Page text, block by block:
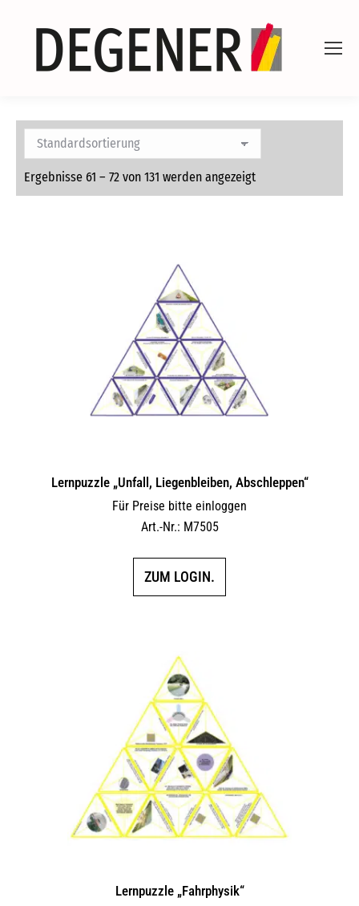
Ergebnisse 61 – 72 von 131 werden angezeigt
Lernpuzzle „Unfall, Liegenbleiben, Abschleppen“
Für Preise bitte einloggen
Art.-Nr.: M7505
ZUM LOGIN.
Lernpuzzle „Fahrphysik“